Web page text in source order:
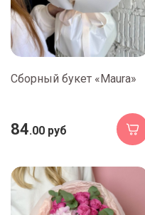
Сборный букет «Maura»
84.00 руб